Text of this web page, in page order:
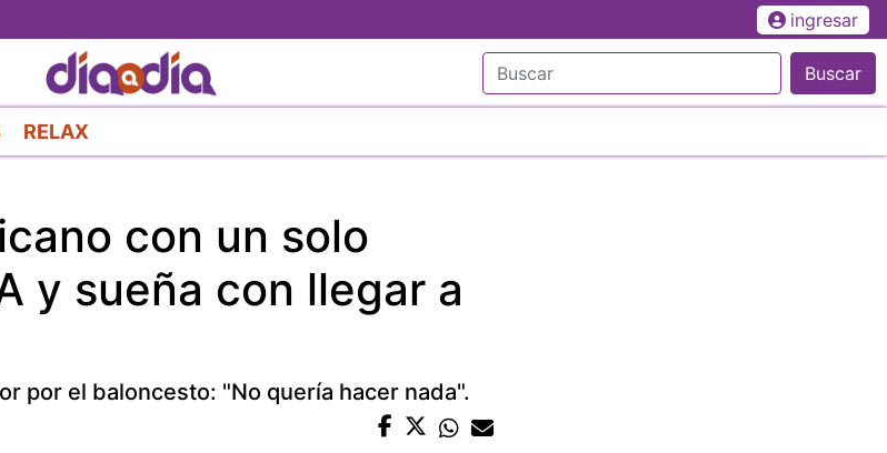
al
contenido
principal
ingresar
Buscar
RELAX
con un solo
y sueña con llegar a
por el baloncesto: "No quería hacer nada".